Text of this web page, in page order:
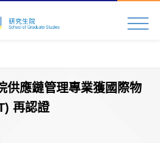
供應鏈管理專業獲國際物
再認證